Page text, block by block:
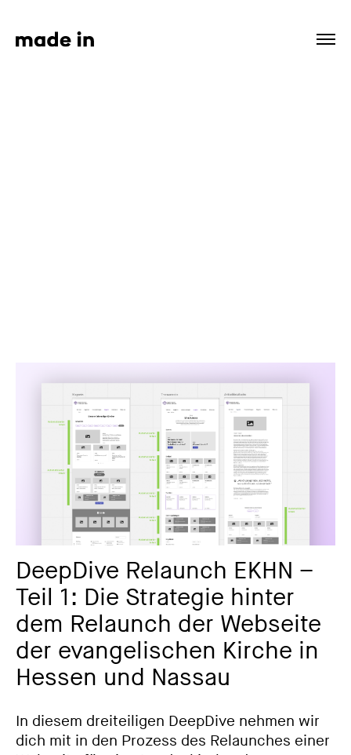
DeepDive Relaunch EKHN –
Teil 1: Die Strategie hinter
dem Relaunch der Webseite
der evangelischen Kirche in
Hessen und Nassau
In diesem dreiteiligen DeepDive nehmen wir
dich mit in den Prozess des Relaunches einer